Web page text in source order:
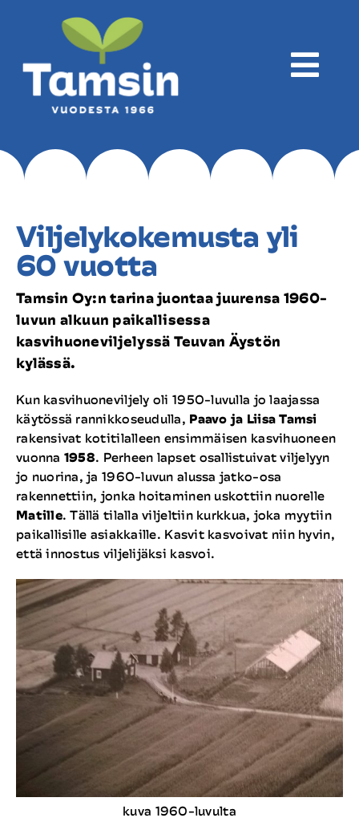
Yritys
Tuotanto
Tuotteet
Reseptit
Yhteystiedot
Viljelykokemusta yli
60 vuotta
Tamsin Oy:n tarina juontaa juurensa 1960-
luvun alkuun paikallisessa
kasvihuoneviljelyssä Teuvan Äystön
kylässä.
Kun kasvihuoneviljely oli 1950-luvulla jo laajassa
käytössä rannikkoseudulla, Paavo ja Liisa Tamsi
rakensivat kotitilalleen ensimmäisen kasvihuoneen
vuonna 1958. Perheen lapset osallistuivat viljelyyn
jo nuorina, ja 1960-luvun alussa jatko-osa
rakennettiin, jonka hoitaminen uskottiin nuorelle
Matille. Tällä tilalla viljeltiin kurkkua, joka myytiin
paikallisille asiakkaille. Kasvit kasvoivat niin hyvin,
että innostus viljelijäksi kasvoi.
kuva 1960-luvulta